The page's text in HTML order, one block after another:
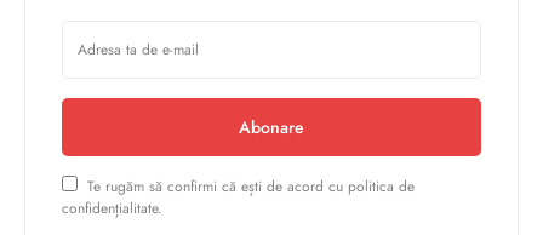
Abonare
Te rugăm să confirmi că ești de acord cu politica de
confidențialitate.